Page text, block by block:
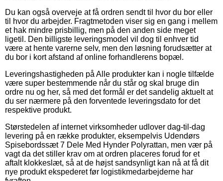
Du kan også overveje at få ordren sendt til hvor du bor eller
til hvor du arbejder. Fragtmetoden viser sig en gang i mellem
et hak mindre prisbillig, men på den anden side meget
ligetil. Den billigste leveringsmodel vil dog til enhver tid
være at hente varerne selv, men den løsning forudsætter at
du bor i kort afstand af online forhandlerens bopæl.
Leveringshastigheden på Alle produkter kan i nogle tilfælde
være super bestemmende når du står og skal bruge din
ordre nu og her, så med det formål er det sandelig aktuelt at
du ser nærmere på den forventede leveringsdato for det
respektive produkt.
Størstedelen af internet virksomheder udlover dag-til-dag
levering på en række produkter, eksempelvis Udendørs
Spisebordssæt 7 Dele Med Hynder Polyrattan, men vær på
vagt da det stiller krav om at ordren placeres forud for et
aftalt klokkeslæt, så at de højst sandsynligt kan nå at få dit
nye produkt ekspederet før logistikmedarbejderne har